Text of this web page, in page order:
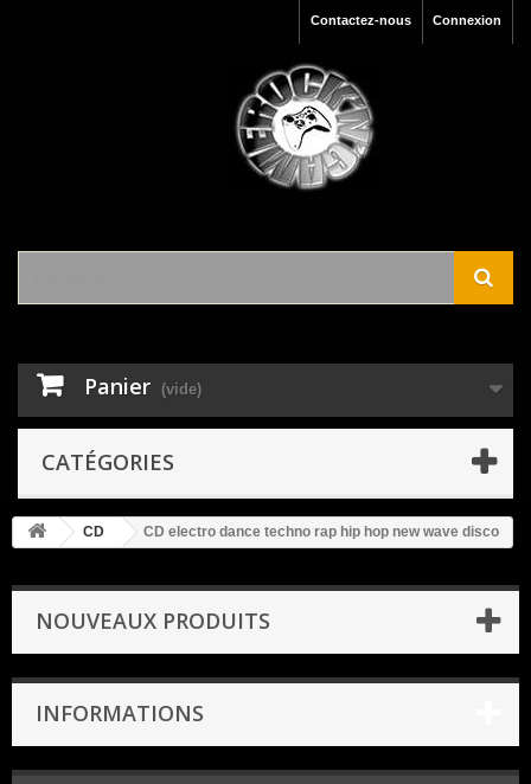
Connexion
Contactez-nous
Panier (vide)
CATÉGORIES
CD CD electro dance techno rap hip hop new wave disco
NOUVEAUX PRODUITS
INFORMATIONS